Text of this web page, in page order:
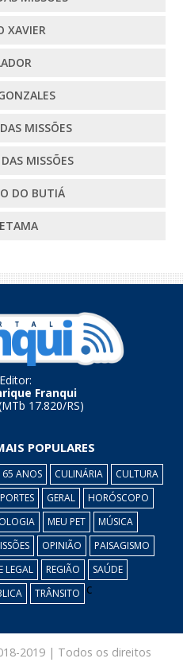
XAVIER
MISSÕES
MISSÕES
DO BUTIÁ
Editor:
Franqui
17.820/RS)
POPULARES
65 ANOS CULINÁRIA
CULTURA
GERAL
HORÓSCOPO
MEU PET
MÚSICA
OPINIÃO
PAISAGISMO
LEGAL REGIÃO
SAÚDE
TRÂNSITO c
2019 | Todos os direitos